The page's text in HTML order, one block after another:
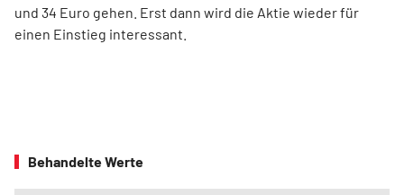
und 34 Euro gehen. Erst dann wird die Aktie wieder für
einen Einstieg interessant.
Behandelte Werte